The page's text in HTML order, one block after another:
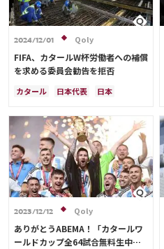
韓国
セルビア
スイス
オーストラリア
カタール
ウェールズ
2024/12/01 Qoly
FIFA、カタールW杯労働者への補償
を求める委員会勧告を拒否
カタール 日本代表 日本
2023/12/12 Qoly
ありがとうABEMA！「カタールワ
ールドカップ全64試合無料生中